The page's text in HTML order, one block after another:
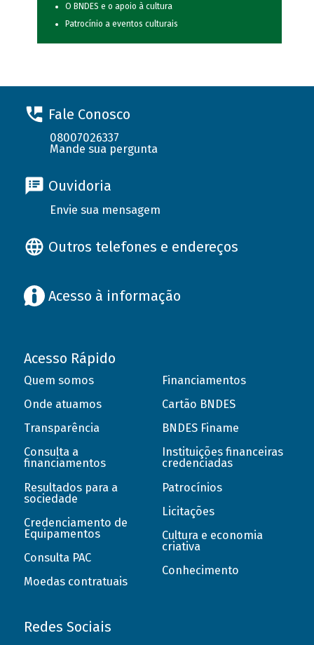
O BNDES e o apoio à cultura
Patrocínio a eventos culturais
Fale Conosco
08007026337
Mande sua pergunta
Ouvidoria
Envie sua mensagem
Outros telefones e endereços
Acesso à informação
Acesso Rápido
Quem somos
Onde atuamos
Transparência
Consulta a
financiamentos
Resultados para a
sociedade
Credenciamento de
Equipamentos
Consulta PAC
Moedas contratuais
Financiamentos
Cartão BNDES
BNDES Finame
Instituições financeiras
credenciadas
Patrocínios
Licitações
Cultura e economia
criativa
Conhecimento
Redes Sociais